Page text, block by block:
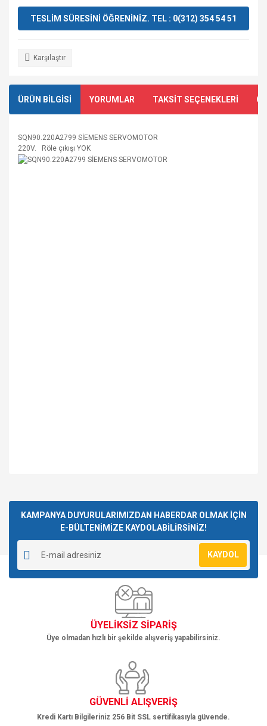
TESLİM SÜRESİNİ ÖĞRENİNİZ. TEL : 0(312) 354 54 51
Karşılaştır
ÜRÜN BİLGİSİ YORUMLAR TAKSİT SEÇENEKLERİ
SQN90.220A2799 SİEMENS SERVOMOTOR
220V. Röle çıkışı YOK
Yorum Yaz
kullanarak tarafımıza iletebilirsiniz.
Görüş ve önerileriniz için teşekkür ederiz.
Ürün resmi kalitesiz, bozuk veya görüntülenemiyor.
Ürün açıklamasında eksik bilgiler bulunuyor.
Ürün bilgilerinde hatalar bulunuyor.
Ürün fiyatı diğer sitelerden daha pahalı.
Bu ürüne benzer farklı alternatifler olmalı.
Gönder
KAMPANYA DUYURULARIMIZDAN HABERDAR OLMAK İÇİN
E-BÜLTENİMİZE KAYDOLABİLİRSİNİZ!
KAYDOL
ÜYELİKSİZ SİPARİŞ
Üye olmadan hızlı bir şekilde alışveriş yapabilirsiniz.
GÜVENLİ ALIŞVERİŞ
Kredi Kartı Bilgileriniz 256 Bit SSL sertifikasıyla güvende.